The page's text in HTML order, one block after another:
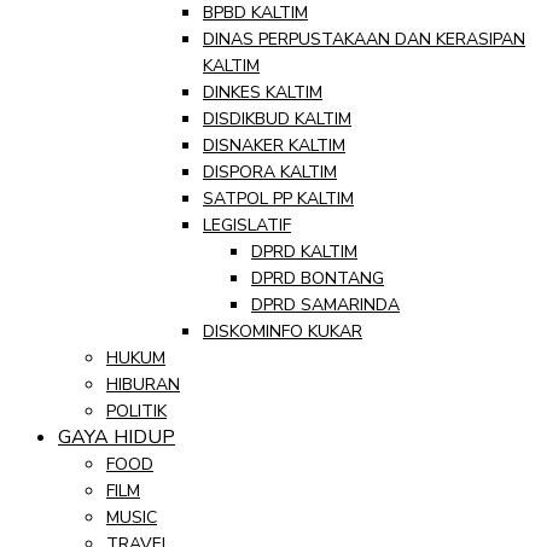
BPBD KALTIM
DINAS PERPUSTAKAAN DAN KERASIPAN
KALTIM
DINKES KALTIM
DISDIKBUD KALTIM
DISNAKER KALTIM
DISPORA KALTIM
SATPOL PP KALTIM
LEGISLATIF
DPRD KALTIM
DPRD BONTANG
DPRD SAMARINDA
DISKOMINFO KUKAR
HUKUM
HIBURAN
POLITIK
GAYA HIDUP
FOOD
FILM
MUSIC